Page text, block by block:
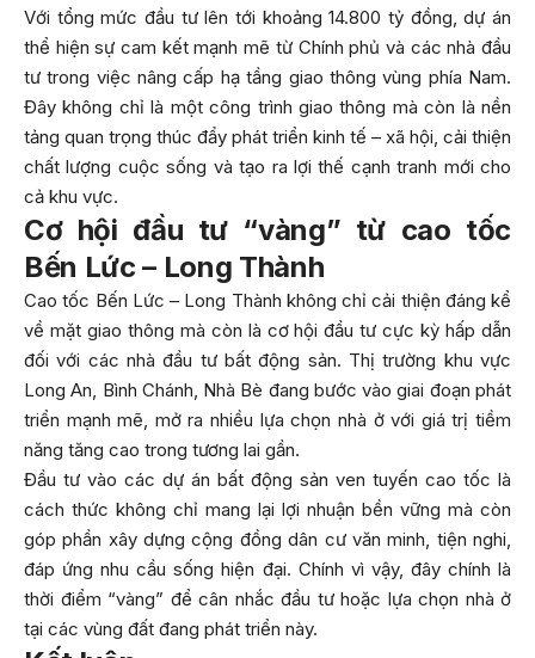
Với tổng mức đầu tư lên tới khoảng 14.800 tỷ đồng, dự án
thể hiện sự cam kết mạnh mẽ từ Chính phủ và các nhà đầu
tư trong việc nâng cấp hạ tầng giao thông vùng phía Nam.
Đây không chỉ là một công trình giao thông mà còn là nền
tảng quan trọng thúc đẩy phát triển kinh tế – xã hội, cải thiện
chất lượng cuộc sống và tạo ra lợi thế cạnh tranh mới cho
cả khu vực.
Cơ hội đầu tư “vàng” từ cao tốc
Bến Lức – Long Thành
Cao tốc Bến Lức – Long Thành không chỉ cải thiện đáng kể
về mặt giao thông mà còn là cơ hội đầu tư cực kỳ hấp dẫn
đối với các nhà đầu tư bất động sản. Thị trường khu vực
Long An, Bình Chánh, Nhà Bè đang bước vào giai đoạn phát
triển mạnh mẽ, mở ra nhiều lựa chọn nhà ở với giá trị tiềm
năng tăng cao trong tương lai gần.
Đầu tư vào các dự án bất động sản ven tuyến cao tốc là
cách thức không chỉ mang lại lợi nhuận bền vững mà còn
góp phần xây dựng cộng đồng dân cư văn minh, tiện nghi,
đáp ứng nhu cầu sống hiện đại. Chính vì vậy, đây chính là
thời điểm “vàng” để cân nhắc đầu tư hoặc lựa chọn nhà ở
tại các vùng đất đang phát triển này.